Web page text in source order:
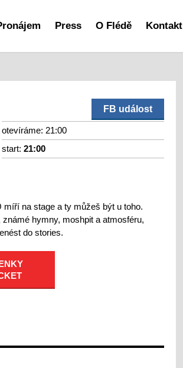
Press O Flédě Kontakt
FB událost
otevíráme: 21:00
start: 21:00
míří na stage a ty můžeš být u toho.
známé hymny, moshpit a atmosféru,
do stories.